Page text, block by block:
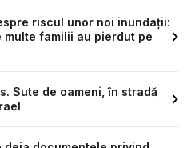
riscul unor noi inundații:
familii au pierdut pe
Sute de oameni, în stradă